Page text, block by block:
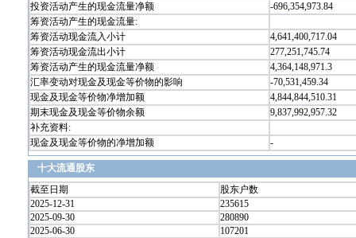
投资活动产生的现金流量净额
-696,354,973.84
筹资活动产生的现金流量:
筹资活动现金流入小计
4,641,400,717.04
筹资活动现金流出小计
277,251,745.74
筹资活动产生的现金流量净额
4,364,148,971.3
汇率变动对现金及现金等价物的影响
-70,531,459.34
现金及现金等价物净增加额
4,844,844,510.31
期末现金及现金等价物余额
9,837,992,957.32
补充资料:
现金及现金等价物的净增加额
-
十大流通股东
截至日期
股东户数
2025-12-31
235615
2025-09-30
280890
2025-06-30
107201